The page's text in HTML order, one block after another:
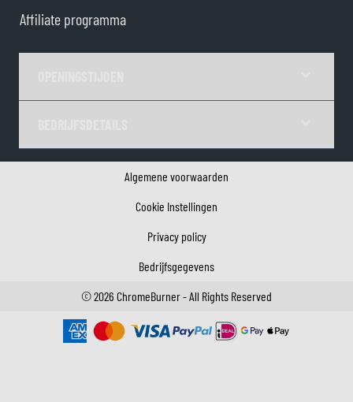
Affiliate programma
Algemene voorwaarden
Cookie Instellingen
Privacy policy
Bedrijfsgegevens
©2026 ChromeBurner - All Rights Reserved